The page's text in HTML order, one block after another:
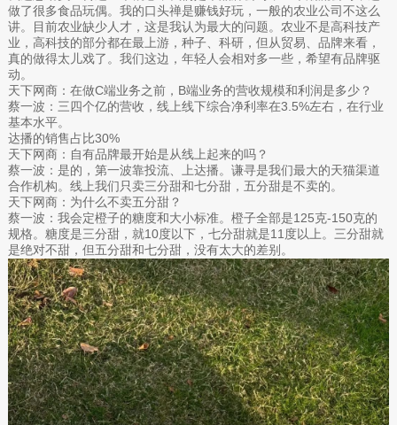
做了很多食品玩偶。我的口头禅是赚钱好玩，一般的农业公司不这么
讲。目前农业缺少人才，这是我认为最大的问题。农业不是高科技产
业，高科技的部分都在最上游，种子、科研，但从贸易、品牌来看，
真的做得太儿戏了。我们这边，年轻人会相对多一些，希望有品牌驱
动。
天下网商：在做C端业务之前，B端业务的营收规模和利润是多少？
蔡一波：三四个亿的营收，线上线下综合净利率在3.5%左右，在行业
基本水平。
达播的销售占比30%
天下网商：自有品牌最开始是从线上起来的吗？
蔡一波：是的，第一波靠投流、上达播。谦寻是我们最大的天猫渠道
合作机构。线上我们只卖三分甜和七分甜，五分甜是不卖的。
天下网商：为什么不卖五分甜？
蔡一波：我会定橙子的糖度和大小标准。橙子全部是125克-150克的
规格。糖度是三分甜，就10度以下，七分甜就是11度以上。三分甜就
是绝对不甜，但五分甜和七分甜，没有太大的差别。